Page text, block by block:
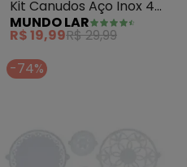
Kit Canudos Aço Inox 4
Peças
MUNDO LAR
R$ 19,99R$ 29,99
-74%